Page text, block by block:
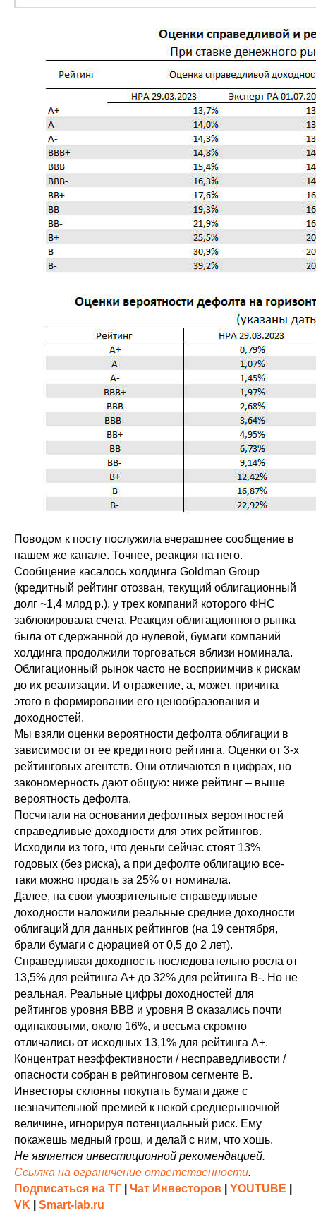
Поводом к посту послужила вчерашнее сообщение в
нашем же канале. Точнее, реакция на него.
Сообщение касалось холдинга Goldman Group
(кредитный рейтинг отозван, текущий облигационный
долг ~1,4 млрд р.), у трех компаний которого ФНС
заблокировала счета. Реакция облигационного рынка
была от сдержанной до нулевой, бумаги компаний
холдинга продолжили торговаться вблизи номинала.
Облигационный рынок часто не восприимчив к рискам
до их реализации. И отражение, а, может, причина
этого в формировании его ценообразования и
доходностей.
Мы взяли оценки вероятности дефолта облигации в
зависимости от ее кредитного рейтинга. Оценки от 3-х
рейтинговых агентств. Они отличаются в цифрах, но
закономерность дают общую: ниже рейтинг – выше
вероятность дефолта.
Посчитали на основании дефолтных вероятностей
справедливые доходности для этих рейтингов.
Исходили из того, что деньги сейчас стоят 13%
годовых (без риска), а при дефолте облигацию все-
таки можно продать за 25% от номинала.
Далее, на свои умозрительные справедливые
доходности наложили реальные средние доходности
облигаций для данных рейтингов (на 19 сентября,
брали бумаги с дюрацией от 0,5 до 2 лет).
Справедливая доходность последовательно росла от
13,5% для рейтинга А+ до 32% для рейтинга B-. Но не
реальная. Реальные цифры доходностей для
рейтингов уровня BBB и уровня B оказались почти
одинаковыми, около 16%, и весьма скромно
отличались от исходных 13,1% для рейтинга A+.
Концентрат неэффективности / несправедливости /
опасности собран в рейтинговом сегменте B.
Инвесторы склонны покупать бумаги даже с
незначительной премией к некой среднерыночной
величине, игнорируя потенциальный риск. Ему
покажешь медный грош, и делай с ним, что хошь.
Не является инвестиционной рекомендацией.
Ссылка на ограничение ответственности.
Подписаться на ТГ
Чат Инвесторов YOUTUBE
VK
Smart-lab.ru